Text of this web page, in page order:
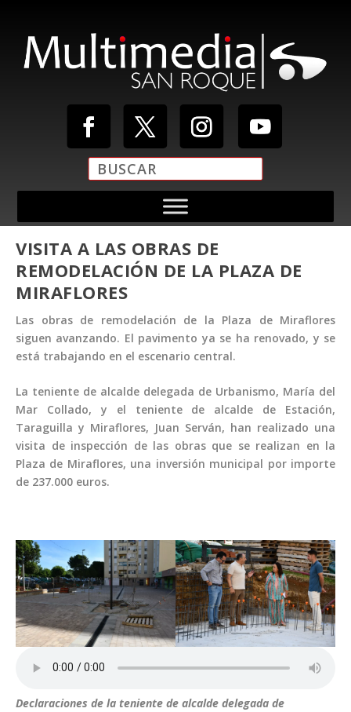
VISITA A LAS OBRAS DE
REMODELACIÓN DE LA PLAZA DE
MIRAFLORES
Las obras de remodelación de la Plaza de Miraflores
siguen avanzando. El pavimento ya se ha renovado, y se
está trabajando en el escenario central.
La teniente de alcalde delegada de Urbanismo, María del
Mar Collado, y el teniente de alcalde de Estación,
Taraguilla y Miraflores, Juan Serván, han realizado una
visita de inspección de las obras que se realizan en la
Plaza de Miraflores, una inversión municipal por importe
de 237.000 euros.
Declaraciones de la teniente de alcalde delegada de